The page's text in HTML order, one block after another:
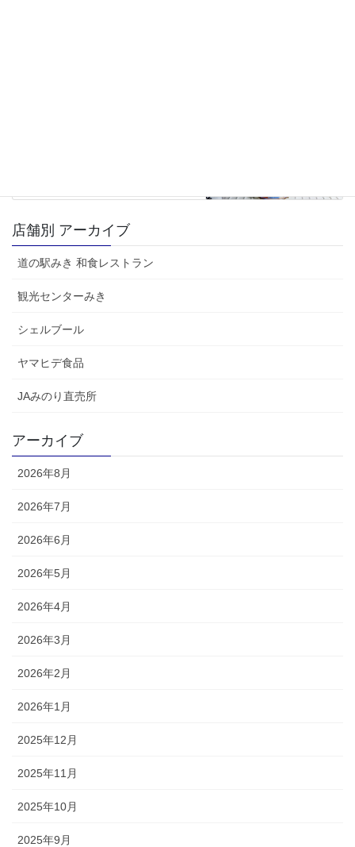
店舗別 アーカイブ
道の駅みき 和食レストラン
観光センターみき
シェルブール
ヤマヒデ食品
JAみのり直売所
アーカイブ
2026年8月
2026年7月
2026年6月
2026年5月
2026年4月
2026年3月
2026年2月
2026年1月
2025年12月
2025年11月
2025年10月
2025年9月